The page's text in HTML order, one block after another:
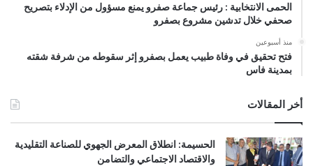
الحمى الانتخابية : رئيس جماعة صفرو يمنع مسؤول من الإدلاء بتصريح
صحفي خلال تدشين مشروع بصفرو
منذ أسبوعين
فتح تحقيق في وفاة طبيب يعمل بصفرو إثر سقوطه من شرفة شقته
بمدينة فاس
أخر المقالات
الحسيمة: انطلاق المعرض الجهوي للصناعة التقليدية
والاقتصاد الاجتماعي والتضامن